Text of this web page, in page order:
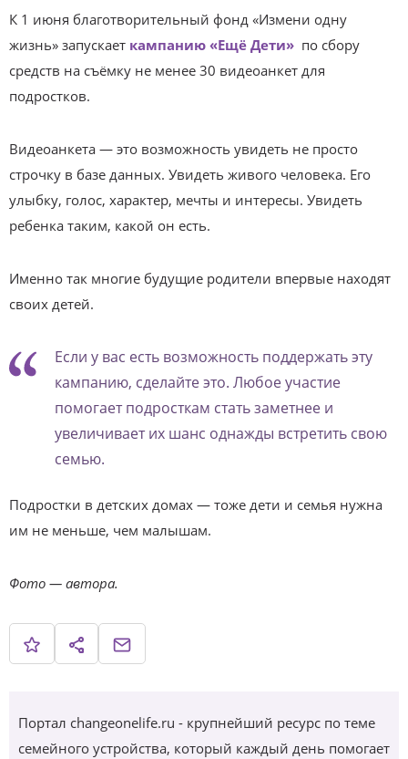
К 1 июня благотворительный фонд «Измени одну
жизнь» запускает кампанию «Ещё Дети» по сбору
средств на съёмку не менее 30 видеоанкет для
подростков.
Видеоанкета — это возможность увидеть не просто
строчку в базе данных. Увидеть живого человека. Его
улыбку, голос, характер, мечты и интересы. Увидеть
ребенка таким, какой он есть.
Именно так многие будущие родители впервые находят
своих детей.
Если у вас есть возможность поддержать эту
кампанию, сделайте это. Любое участие
помогает подросткам стать заметнее и
увеличивает их шанс однажды встретить свою
семью.
Подростки в детских домах — тоже дети и семья нужна
им не меньше, чем малышам.
Фото — автора.
Портал changeonelife.ru - крупнейший ресурс по теме
семейного устройства, который каждый день помогает